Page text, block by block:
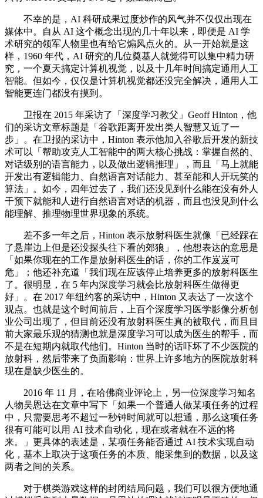
不幸的是，AI 科研成果过度炒作的风气并不仅仅出现在
媒体中。自从 AI 这个概念出现的几十年以来，即便是 AI 学
术研究的领军人物里也有给它煽风点火的。从一开始就是这
样，1960 年代，AI 研究的几位奠基人就觉得可以集中精力研
究，一个夏天搞定计算机视觉，以及十几年时间搞定通用人工
智能。但如今，仅仅是计算机视觉都还没完全解决，通用人工
智能更连门都没有摸到。
卫报在 2015 年采访了「深度学习教父」Geoff Hinton，他
们的采访文章标题是「谷歌距离开发出类人智慧又近了一
步」。在卫报的采访中，Hinton 表示他加入谷歌后开发的新技
术可以「帮助攻克人工智能中的两大核心挑战：掌握自然的、
对话级别的语言能力，以及做出逻辑推理」，而且「马上就能
开发出有逻辑能力、自然语言对话能力、甚至能和人开玩笑的
算法」。如今，四年过去了，我们还没见到什么能在没有外人
干预下就能和人进行自然语言对话的机器，而且也没见到什么
能理解、推理物理世界现象的系统。
差不多一年之后，Hinton 表示放射科医生就像「已经踩在
了悬崖边上但是还没探头往下看的郊狼」，他想表达的意思是
「如果你现在的工作是放射科医生的话，你的工作岌岌可
危」；他还补充道「我们现在应该停止培养更多的放射科医生
了。很明显，在 5 年内深度学习就会比放射科医生做得更
好」。在 2017 年纽约客的采访中，Hinton 又表达了一次这个
观点。也就是这个时间前后，上百个深度学习医学影像分析创
业公司出现了，但目前还没有放射科医生真的被取代，而且目
前大家最乐观的猜测也就是深度学习可以成为医生的帮手，而
不是在短期内就取代他们。Hinton 当时的话吓坏了不少医院的
放射科，然后带来了负面影响：世界上许多地方的医院放射科
现在是缺少医生的。
2016 年 11 月，在哈佛商业评论上，另一位深度学习知名
人物吴恩达在文章中写下「如果一个普通人做某项任务的过程
中，只需要思考不超过一秒钟时间就可以想通，那么这项任务
很有可能可以用 AI 技术自动化，现在或者就在不远的将
来。」更具体的表述是，某项任务能否通过 AI 技术实现自动
化，基本上取决于这项任务的本质、能采集到的数据，以及这
两者之间的关系。
对于棋类游戏这样的封闭结局问题，我们可以很方便地通